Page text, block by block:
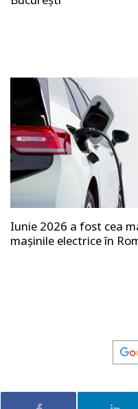
Iunie 2026 a fost cea
mașinile electrice în